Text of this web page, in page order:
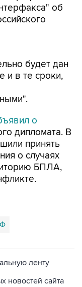
об
будет дан
и в те сроки,
о
дипломата. В
принять
о случаях
БПЛА,
ленту
новостей сайта